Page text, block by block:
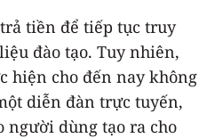
tiền để tiếp tục truy
đào tạo. Tuy nhiên,
hiện cho đến nay không
diễn đàn trực tuyến,
người dùng tạo ra cho